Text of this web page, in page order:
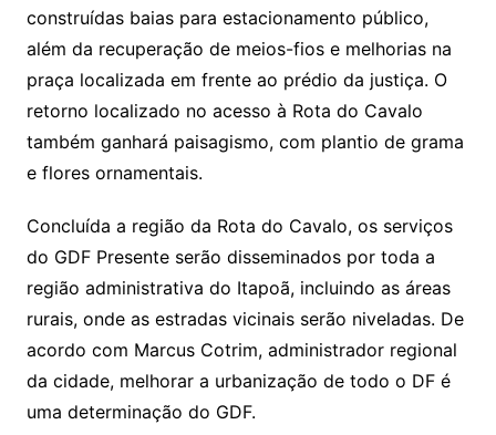
construídas baias para estacionamento público,
além da recuperação de meios-fios e melhorias na
praça localizada em frente ao prédio da justiça. O
retorno localizado no acesso à Rota do Cavalo
também ganhará paisagismo, com plantio de grama
e flores ornamentais.
Concluída a região da Rota do Cavalo, os serviços
do GDF Presente serão disseminados por toda a
região administrativa do Itapoã, incluindo as áreas
rurais, onde as estradas vicinais serão niveladas. De
acordo com Marcus Cotrim, administrador regional
da cidade, melhorar a urbanização de todo o DF é
uma determinação do GDF.